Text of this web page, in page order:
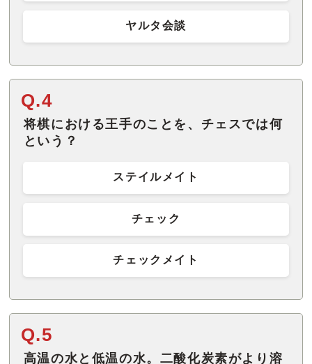
ヤルタ会談
Q.4
将棋における王手のことを、チェスでは何
という？
ステイルメイト
チェック
チェックメイト
Q.5
高温の水と低温の水。二酸化炭素がより溶